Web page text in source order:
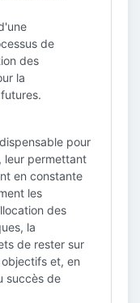
de
des
la
pour
leur permettant
en constante
les
des
la
de rester sur
et, en
succès de